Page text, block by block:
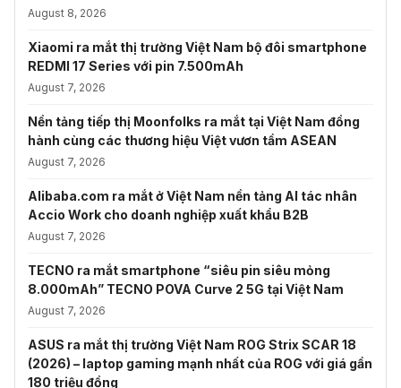
August 8, 2026
Xiaomi ra mắt thị trường Việt Nam bộ đôi smartphone
REDMI 17 Series với pin 7.500mAh
August 7, 2026
Nền tảng tiếp thị Moonfolks ra mắt tại Việt Nam đồng
hành cùng các thương hiệu Việt vươn tầm ASEAN
August 7, 2026
Alibaba.com ra mắt ở Việt Nam nền tảng AI tác nhân
Accio Work cho doanh nghiệp xuất khẩu B2B
August 7, 2026
TECNO ra mắt smartphone “siêu pin siêu mỏng
8.000mAh” TECNO POVA Curve 2 5G tại Việt Nam
August 7, 2026
ASUS ra mắt thị trường Việt Nam ROG Strix SCAR 18
(2026) – laptop gaming mạnh nhất của ROG với giá gần
180 triệu đồng